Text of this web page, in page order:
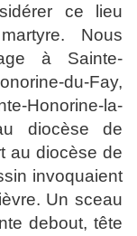
ce lieu
Nous
à Sainte-
du-Fay,
Honorine-la-
diocèse de
au diocèse de
invoquaient
Un sceau
debout, tête